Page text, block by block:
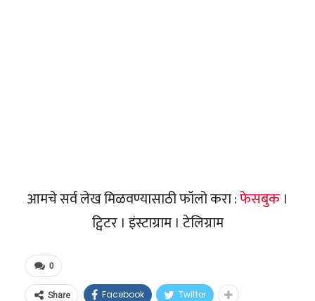
आमचे सर्व लेख मिळवण्यासाठी फॉलो करा :फेसबुक ।
ट्विटर । इंस्टाग्राम । टेलिग्राम
0
Share Facebook Twitter